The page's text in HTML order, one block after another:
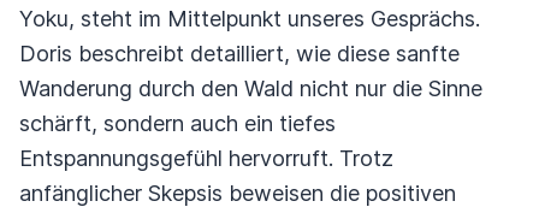
Yoku, steht im Mittelpunkt unseres Gesprächs.
Doris beschreibt detailliert, wie diese sanfte
Wanderung durch den Wald nicht nur die Sinne
schärft, sondern auch ein tiefes
Entspannungsgefühl hervorruft. Trotz
anfänglicher Skepsis beweisen die positiven